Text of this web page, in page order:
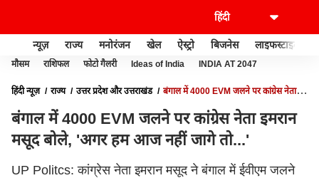
न्यूज़ राज्य मनोरंजन खेल ऐस्ट्रो बिजनेस लाइफस्टाइल
मौसम राशिफल फोटो गैलरी Ideas of India INDIA AT 2047
हिंदी न्यूज़ राज्य उत्तर प्रदेश और उत्तराखंड
बंगाल में 4000 EVM जलने पर कांग्रेस नेता
बंगाल में 4000 EVM जलने पर कांग्रेस नेता इमरान
मसूद बोले, 'अगर हम आज नहीं जागे तो...'
UP Politcs: कांग्रेस नेता इमरान मसूद ने बंगाल में ईवीएम जलने